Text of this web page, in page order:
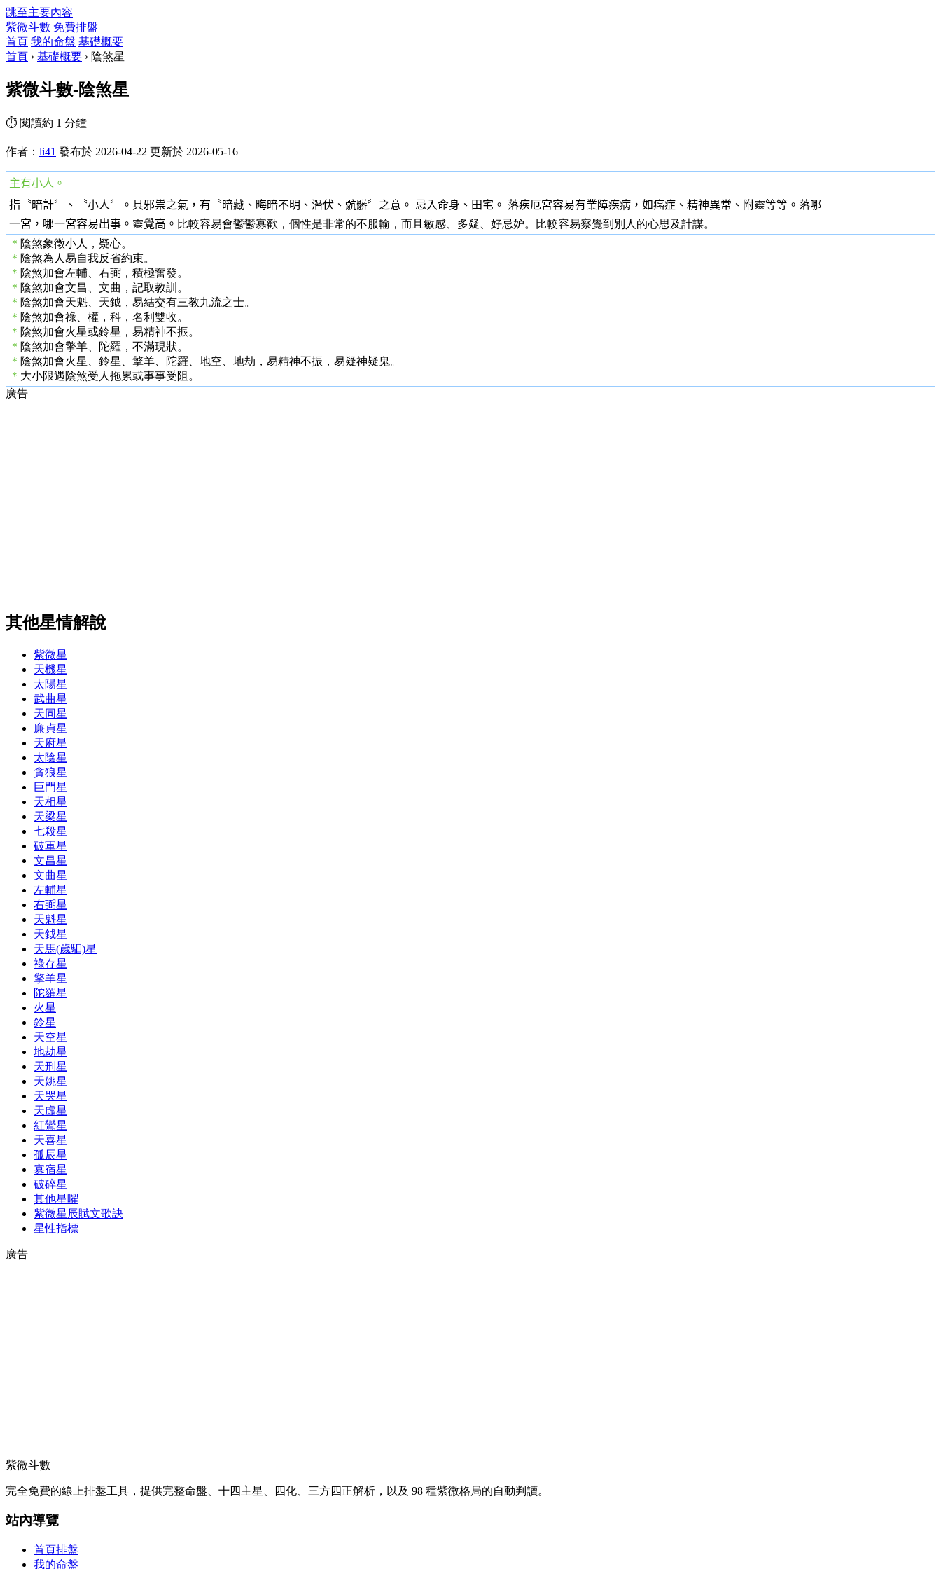
跳至主要內容
紫微斗數 免費排盤
首頁 我的命盤 基礎概要
首頁 › 基礎概要 › 陰煞星
紫微斗數-陰煞星
⏱ 閱讀約 1 分鐘
作者： li41 發布於 2026-04-22 更新於 2026-05-16
主有小人。
指〝暗計〞、〝小人〞。具邪祟之氣，有〝暗藏、晦暗不明、潛伏、骯髒〞之意。 忌入命身 、 田宅 。 落疾厄宮容易有業障疾病，如癌症、精神異常、附靈等等。落哪
一宮，哪一宮容易出事。靈覺高。 比較容易會鬱鬱寡歡，個性是非常的不服輸，而且敏感、多疑、好忌妒。比較容易察覺到別人的心思及計謀。
＊ 陰煞象徵小人，疑心。
＊ 陰煞為人易自我反省約束。
＊ 陰煞加會左輔、右弼，積極奮發。
＊ 陰煞加會文昌、文曲，記取教訓。
＊ 陰煞加會天魁、天鉞，易結交有三教九流之士。
＊ 陰煞加會祿、權，科，名利雙收。
＊ 陰煞加會火星或鈴星，易精神不振。
＊ 陰煞加會擎羊、陀羅，不滿現狀。
＊ 陰煞加會火星、鈴星、擎羊、陀羅、地空、地劫，易精神不振，易疑神疑鬼。
＊ 大小限遇陰煞受人拖累或事事受阻。
廣告
其他星情解說
紫微星
天機星
太陽星
武曲星
天同星
廉貞星
天府星
太陰星
貪狼星
巨門星
天相星
天梁星
七殺星
破軍星
文昌星
文曲星
左輔星
右弼星
天魁星
天鉞星
天馬(歲馹)星
祿存星
擎羊星
陀羅星
火星
鈴星
天空星
地劫星
天刑星
天姚星
天哭星
天虛星
紅鸞星
天喜星
孤辰星
寡宿星
破碎星
其他星曜
紫微星辰賦文歌訣
星性指標
廣告
紫微斗數
完全免費的線上排盤工具，提供完整命盤、十四主星、四化、三方四正解析，以及 98 種紫微格局的自動判讀。
站內導覽
首頁排盤
我的命盤